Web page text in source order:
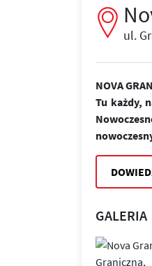
ul.
NOVA
Tu każdy,
GALERIA